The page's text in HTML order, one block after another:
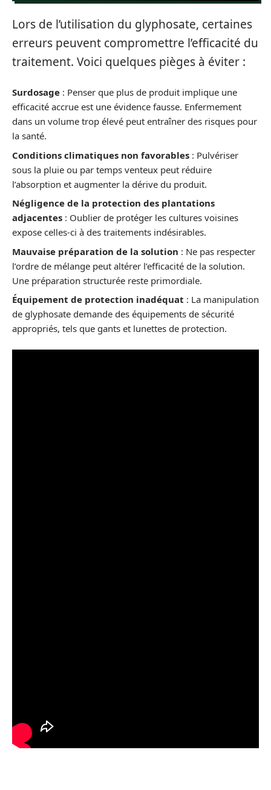
Lors de l’utilisation du glyphosate, certaines
erreurs peuvent compromettre l’efficacité du
traitement. Voici quelques pièges à éviter :
Surdosage : Penser que plus de produit implique une
efficacité accrue est une évidence fausse. Enfermement
dans un volume trop élevé peut entraîner des risques pour
la santé.
Conditions climatiques non favorables : Pulvériser
sous la pluie ou par temps venteux peut réduire
l’absorption et augmenter la dérive du produit.
Négligence de la protection des plantations
adjacentes : Oublier de protéger les cultures voisines
expose celles-ci à des traitements indésirables.
Mauvaise préparation de la solution : Ne pas respecter
l’ordre de mélange peut altérer l’efficacité de la solution.
Une préparation structurée reste primordiale.
Équipement de protection inadéquat : La manipulation
de glyphosate demande des équipements de sécurité
appropriés, tels que gants et lunettes de protection.